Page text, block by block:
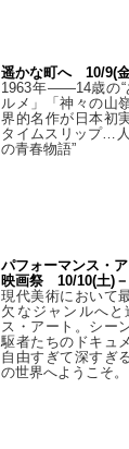
遥かな町へ 10/9(
1963年――14歳の“
ルメ」「神々の山
界的名作が日本初
タイムスリップ…
の青春物語”
パフォーマンス・
映画祭 10/10(土)
現代美術において
欠なジャンルへ
ス・アート。シー
駆者たちのドキュ
自由すぎて深すぎ
の世界へようこそ。